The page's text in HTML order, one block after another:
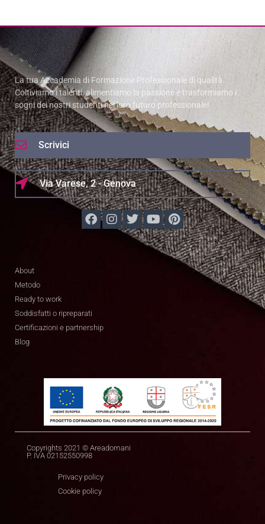
La tua Accademia di Formazione Professionale di qualità.
Coltiviamo i talenti, alimentiamo la passione e trasformiamo i
sogni dei nostri studenti nel loro futuro professionale!
Scrivici
Via Varese, 2 - Genova
About
Metodo
Ready to work
Soddisfatti o ripreparati
Certificazioni e partnership
Blog
Copyrights 2021 © Areadomani
P. IVA 02152550998
Privacy policy
Cookie policy